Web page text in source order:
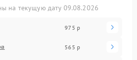
на текущую дату 09.08.2026
975 р
565 р